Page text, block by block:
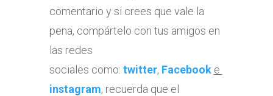
comentario y si crees que vale la
pena, compártelo con tus amigos en
las redes
sociales como: twitter, Facebook e
instagram, recuerda que el